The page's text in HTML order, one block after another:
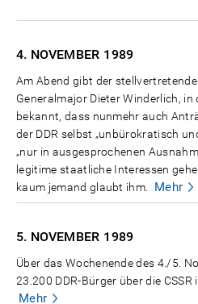
4. NOVEMBER 1989
Am Abend gibt der
Generalmajor Dieter Winderlich, in
bekannt, dass nunmehr auch
der DDR selbst „unbürokratisch
„nur in ausgesprochenen
legitime staatliche Interessen
kaum jemand glaubt ihm.
Mehr
5. NOVEMBER 1989
Über das Wochenende des 4./5.
23.200 DDR-Bürger über die
Mehr